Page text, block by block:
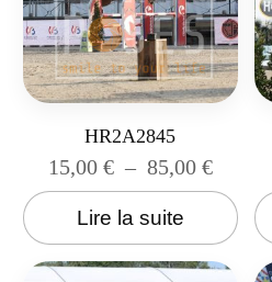
HR2A2845
15,00 € – 85,00 €
Lire la suite